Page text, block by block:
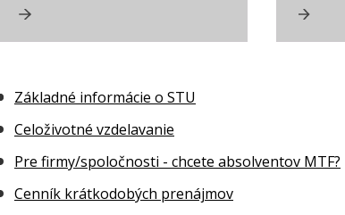
Základné informácie o STU
Celoživotné vzdelavanie
Pre firmy/spoločnosti - chcete absolventov MTF?
Cenník krátkodobých prenájmov